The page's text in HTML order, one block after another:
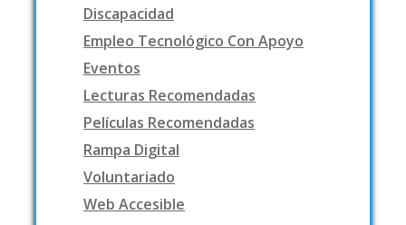
Discapacidad
Empleo Tecnológico Con Apoyo
Eventos
Lecturas Recomendadas
Películas Recomendadas
Rampa Digital
Voluntariado
Web Accesible